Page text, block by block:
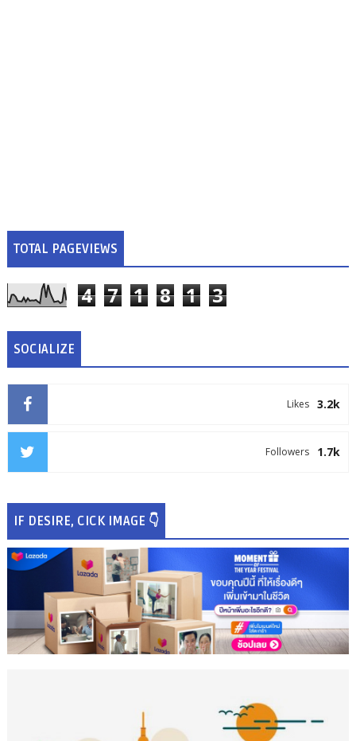
TOTAL PAGEVIEWS
4 7 1 8 1 3
SOCIALIZE
3.2k
Likes
1.7k
Followers
IF DESIRE, CICK IMAGE 👇